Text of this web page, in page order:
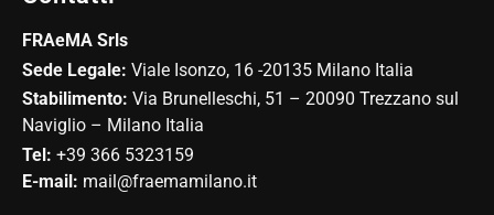
FRAeMA Srls
Sede Legale: Viale Isonzo, 16 -20135 Milano Italia
Stabilimento: Via Brunelleschi, 51 – 20090 Trezzano sul
Naviglio – Milano Italia
Tel: +39 366 5323159
E-mail: mail@fraemamilano.it